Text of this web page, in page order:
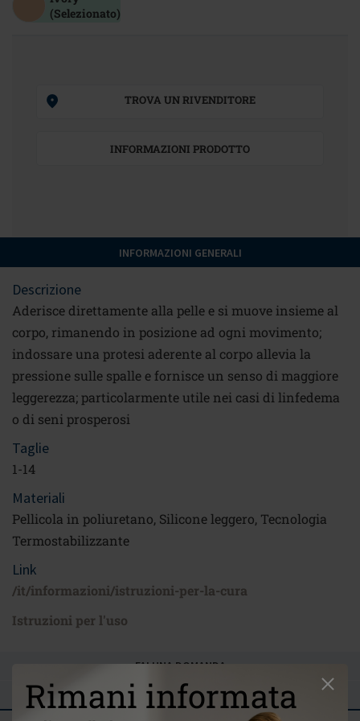
Rimani informata
(Selezionato)
TROVA UN RIVENDITORE
INFORMAZIONI PRODOTTO
INFORMAZIONI GENERALI
Descrizione
Aderisce direttamente alla pelle e si muove insieme al
corpo, rimanendo in posizione ad ogni movimento;
indossare una protesi aderente al corpo allevia la
pressione sulle spalle e fornisce un senso di maggiore
leggerezza; particolarmente utile nei casi di linfedema
o di seni prosperosi
Taglie
1-14
Materiali
Pellicola in poliuretano, Silicone leggero, Tecnologia
Termostabilizzante
Link
/it/informazioni/istruzioni-per-la-cura
Istruzioni per l'uso
FAI UNA DOMANDA
RECENSIONI